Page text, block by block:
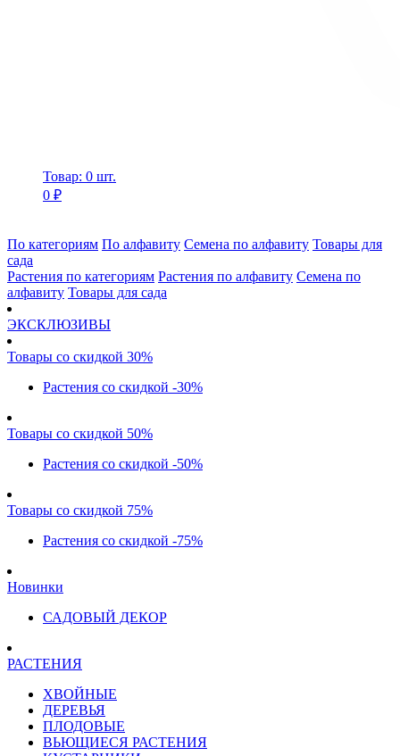
Товар: 0 шт.
0 ₽
По категориям По алфавиту Семена по алфавиту Товары для
сада
Растения по категориям Растения по алфавиту Семена по
алфавиту Товары для сада
ЭКСКЛЮЗИВЫ
Товары со скидкой 30%
Растения со скидкой -30%
Товары со скидкой 50%
Растения со скидкой -50%
Товары со скидкой 75%
Растения со скидкой -75%
Новинки
САДОВЫЙ ДЕКОР
РАСТЕНИЯ
ХВОЙНЫЕ
ДЕРЕВЬЯ
ПЛОДОВЫЕ
ВЬЮЩИЕСЯ РАСТЕНИЯ